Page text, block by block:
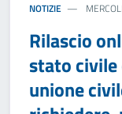
NOTIZIE
Rilascio
stato
unione